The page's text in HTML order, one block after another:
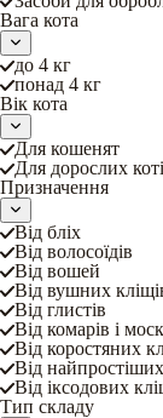
Вага кота
до 4 кг
понад 4 кг
Вік кота
Для кошенят
Для дорослих
Призначення
Від бліх
Від волосоїдів
Від вошей
Від вушних
Від глистів
Від комарів і
Від коростяних
Від найпростіших
Від іксодових
Тип складу